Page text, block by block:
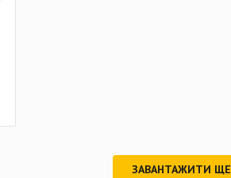
ЗАВАНТАЖИТИ ЩЕ